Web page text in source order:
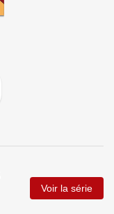
Voir la série